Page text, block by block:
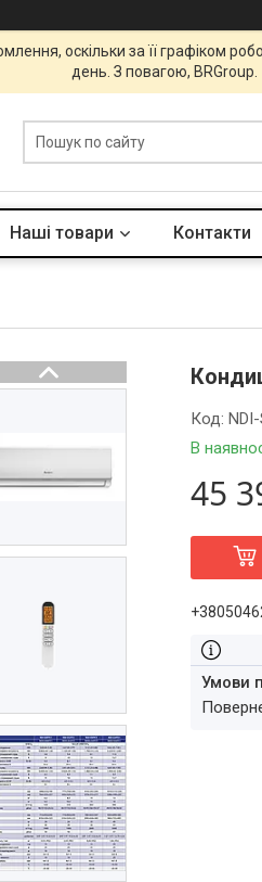
оскільки за її графіком
день. З повагою, BRGroup.
Наші товари Контакти
В
Код:
45